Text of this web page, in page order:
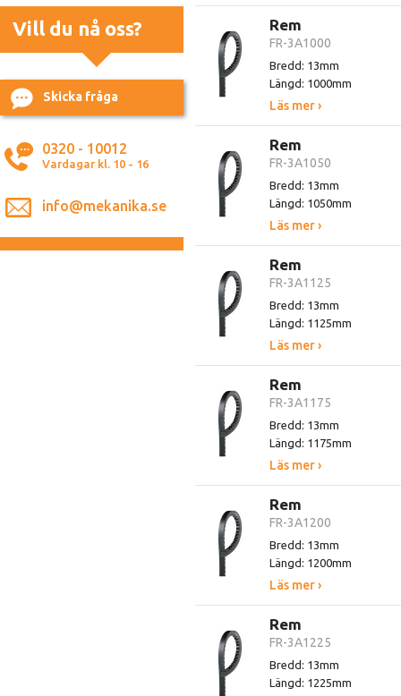
Vill du nå oss?
Skicka fråga
0320 - 10012
Vardagar kl. 10 - 16
info@mekanika.se
Rem
FR-3A1000
Bredd: 13mm
Längd: 1000mm
Läs mer ›
Rem
FR-3A1050
Bredd: 13mm
Längd: 1050mm
Läs mer ›
Rem
FR-3A1125
Bredd: 13mm
Längd: 1125mm
Läs mer ›
Rem
FR-3A1175
Bredd: 13mm
Längd: 1175mm
Läs mer ›
Rem
FR-3A1200
Bredd: 13mm
Längd: 1200mm
Läs mer ›
Rem
FR-3A1225
Bredd: 13mm
Längd: 1225mm